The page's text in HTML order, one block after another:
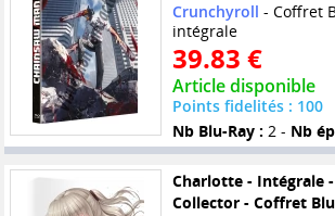
Crunchyroll - Coffret
intégrale
39.83 €
Article disponible
Points fidelités : 100
Nb Blu-Ray : 2 - Nb
Charlotte - Intégrale
Collector - Coffret